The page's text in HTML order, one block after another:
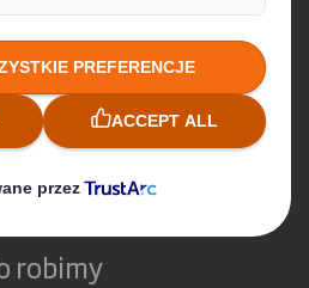
rozwój
Media
Blog
robimy